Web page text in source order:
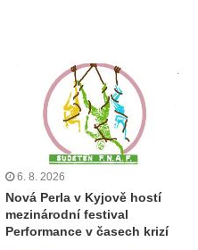
6. 8. 2026
Nová Perla v Kyjově hostí
mezinárodní festival
Performance v časech krizí